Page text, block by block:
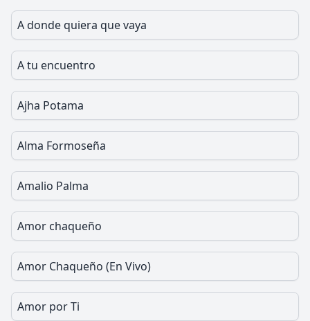
A donde quiera que vaya
A tu encuentro
Ajha Potama
Alma Formoseña
Amalio Palma
Amor chaqueño
Amor Chaqueño (En Vivo)
Amor por Ti